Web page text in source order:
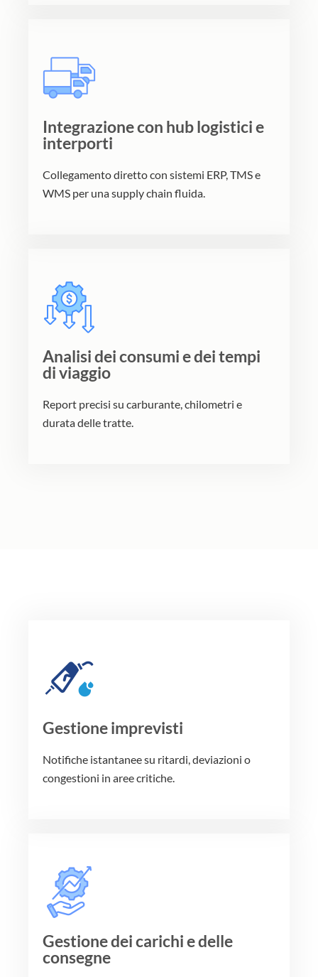
Integrazione con hub logistici e
interporti
Collegamento diretto con sistemi ERP, TMS e
WMS per una supply chain fluida.
Analisi dei consumi e dei tempi
di viaggio
Report precisi su carburante, chilometri e
durata delle tratte.
Gestione imprevisti
Notifiche istantanee su ritardi, deviazioni o
congestioni in aree critiche.
Gestione dei carichi e delle
consegne